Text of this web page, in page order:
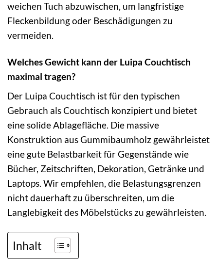
weichen Tuch abzuwischen, um langfristige
Fleckenbildung oder Beschädigungen zu
vermeiden.
Welches Gewicht kann der Luipa Couchtisch
maximal tragen?
Der Luipa Couchtisch ist für den typischen
Gebrauch als Couchtisch konzipiert und bietet
eine solide Ablagefläche. Die massive
Konstruktion aus Gummibaumholz gewährleistet
eine gute Belastbarkeit für Gegenstände wie
Bücher, Zeitschriften, Dekoration, Getränke und
Laptops. Wir empfehlen, die Belastungsgrenzen
nicht dauerhaft zu überschreiten, um die
Langlebigkeit des Möbelstücks zu gewährleisten.
Inhalt